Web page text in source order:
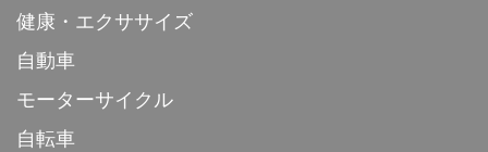
健康・エクササイズ
自動車
モーターサイクル
自転車